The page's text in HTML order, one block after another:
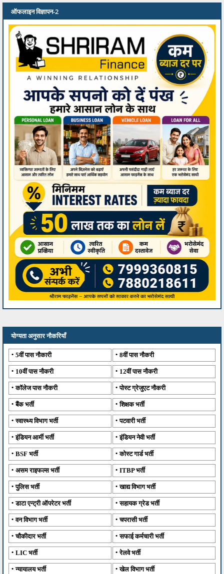
ऑफलाइन विज्ञापन-2
योग्यता अनुसार नौकरियाँ
5वीं पास नौकारी 8वीं पास नौकरी
10वीं पास नौकरी 12वीं पास नौकरी
कॉलेज पास नौकरी पोस्ट ग्रेजुएट नौकरी
बैंक भर्ती शिक्षक भर्ती
स्वास्थ्य विभाग भर्ती पटवारी भर्ती
इंडियन आर्मी भर्ती इंडियन नेवी भर्ती
BSF भर्ती कोस्ट गार्ड भर्ती
असम राइफल्स भर्ती ITBP भर्ती
पुलिस भर्ती खाद्य विभाग भर्ती
डाटा एन्ट्री ऑपरेटर भर्ती सहायक ग्रेड भर्ती
वन विभाग भर्ती चपरासी भर्ती
चौकीदार भर्ती सफाई कर्मचारी भर्ती
LIC भर्ती रेलवे भर्ती
न्यायालय भर्ती खेल विभाग भर्ती